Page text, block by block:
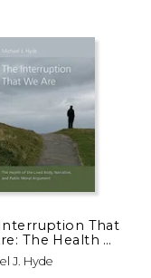
dcto.
That
The Health of
Body,
and Public
J. Hyde